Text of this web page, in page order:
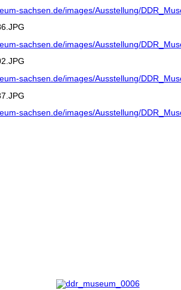
sachsen.de/images/Ausstellung/
sachsen.de/images/Ausstellung/
sachsen.de/images/Ausstellung/
sachsen.de/images/Ausstellung/